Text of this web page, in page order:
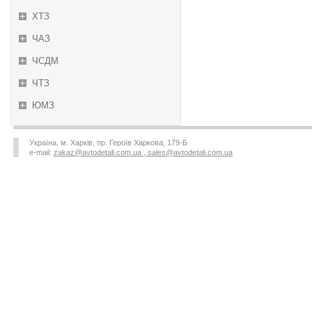
ХТЗ
ЧАЗ
ЧСДМ
ЧТЗ
ЮМЗ
Україна, м. Харків, пр. Героїв Харкова, 179-Б
e-mail: zakaz@avtodetali.com.ua , sales@avtodetali.com.ua